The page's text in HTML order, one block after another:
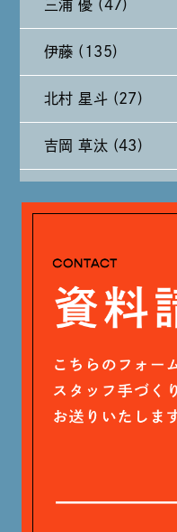
2024年9月 (11)
2024年8月 (11)
2024年7月 (11)
2024年6月 (12)
三浦 優 (47)
伊藤 (135)
北村 星斗 (27)
吉岡 草汰 (43)
戸田 好紀 (81)
木村 珠梨音 (101)
神定 龍杜 (13)